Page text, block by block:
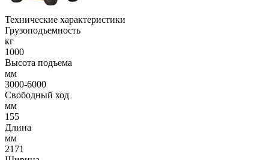
Технические характеристики
Грузоподъемность
кг
1000
Высота подъема
мм
3000-6000
Свободный ход
мм
155
Длина
мм
2171